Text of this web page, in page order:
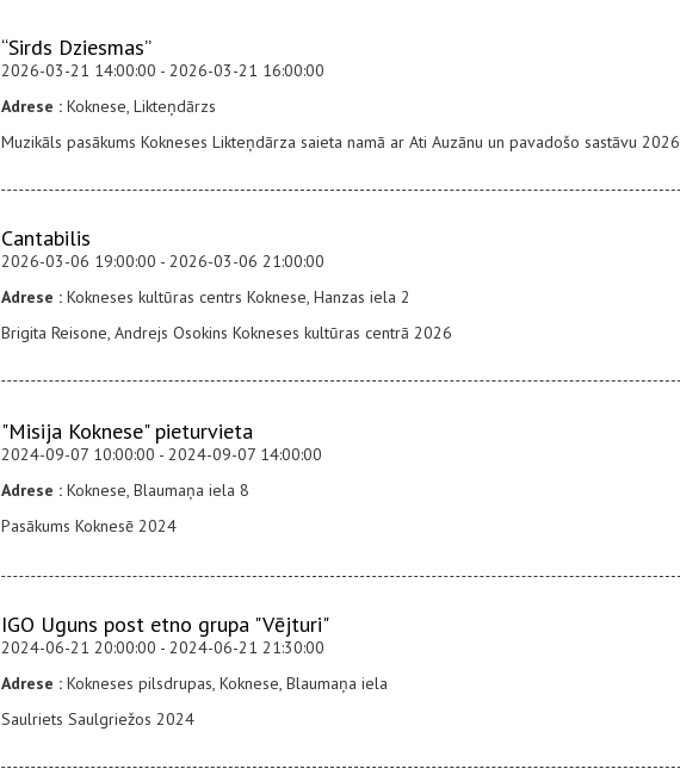
“Sirds Dziesmas”
2026-03-21 14:00:00 - 2026-03-21 16:00:00
Adrese : Koknese, Likteņdārzs
Muzikāls pasākums Kokneses Likteņdārza saieta namā ar Ati Auzānu un pavadošo sastāvu 2026
Cantabilis
2026-03-06 19:00:00 - 2026-03-06 21:00:00
Adrese : Kokneses kultūras centrs Koknese, Hanzas iela 2
Brigita Reisone, Andrejs Osokins Kokneses kultūras centrā 2026
"Misija Koknese" pieturvieta
2024-09-07 10:00:00 - 2024-09-07 14:00:00
Adrese : Koknese, Blaumaņa iela 8
Pasākums Koknesē 2024
IGO Uguns post etno grupa "Vējturi"
2024-06-21 20:00:00 - 2024-06-21 21:30:00
Adrese : Kokneses pilsdrupas, Koknese, Blaumaņa iela
Saulriets Saulgriežos 2024